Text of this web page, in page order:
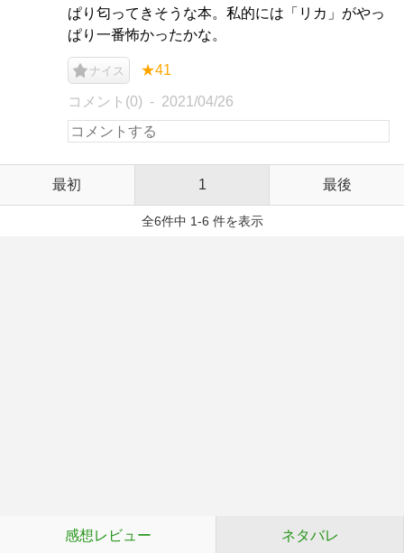
ぱり匂ってきそうな本。私的には「リカ」がやっ
ぱり一番怖かったかな。
ナイス ★41
コメント(0) 2021/04/26
最初 1 最後
全6件中 1-6 件を表示
感想レビュー ネタバレ